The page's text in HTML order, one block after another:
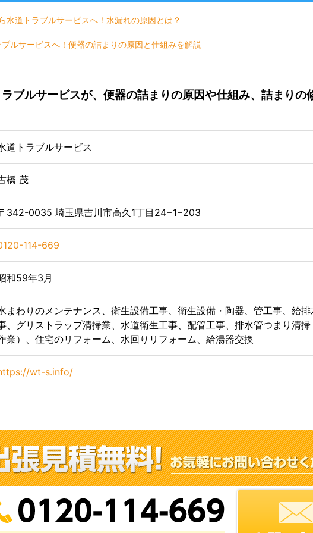
水道トラブルサービスへ！水漏れの原因とは？
ルサービスへ！便器の詰まりの原因と仕組みを解説
ブルサービスが、便器の詰まりの原因や仕組み、詰まりの
道トラブルサービス
橋 茂
342-0035 埼玉県吉川市高久1丁目24−1−203
114-669
和59年3月
まわりのメンテナンス、衛生設備工事、衛生設備・陶器、管工事、給排
、グリストラップ清掃業、水道衛生工事、配管工事、排水管つまり清
業）、住宅のリフォーム、水回りリフォーム、給湯器交換
wt-s.info/